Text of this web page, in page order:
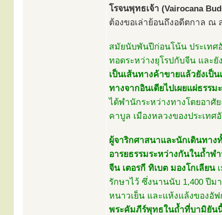
โรจนพุทธเจ้า (Vairocana
ต้องขอเล่าย้อนถึงอดีตกาล ณ
สมัยนับพันปีก่อนโน้น ประเทศ
ทอดระหว่างยุโรปกับจีน และ
เป็นเส้นทางค้าขายแล้วยังเ
ทางจากอินเดียไปเผยแผ่ธรรม
ได้พำนักระหว่างทางโดยอาศั
คาบูล เมืองหลวงของประเท
ผู้จาริกศาสนาและนักเดินทา
อารยธรรมระหว่างกันในถํ้า
จีน เตอรกี ทิเบต มองโกเลียนเ
รักษาไว้ ซึ่งนานนับ 1,400 ปีม
หนาวเย็น และแห้งแล้งของอั
พระคัมภีร์พุทธในถํ้าที่บามิยัน